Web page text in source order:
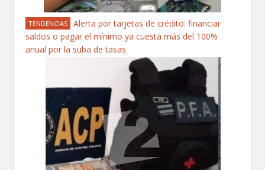
TENDENCIAS
Alerta por tarjetas de crédito: financiar
saldos o pagar el mínimo ya cuesta más del 100%
anual por la suba de tasas